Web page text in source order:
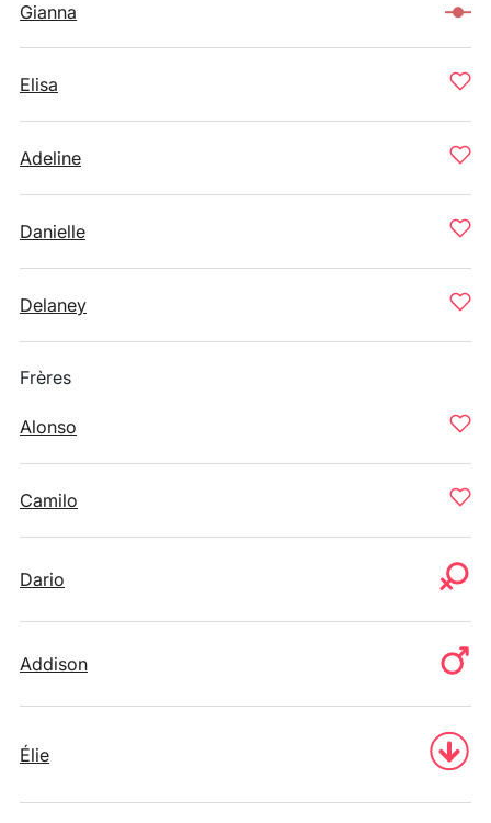
Gianna
Elisa
Adeline
Danielle
Delaney
Frères
Alonso
Camilo
Dario
Addison
Élie